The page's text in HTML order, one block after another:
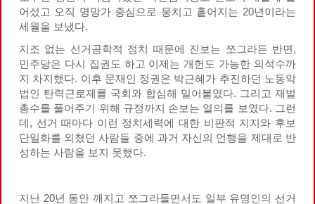
어섰고 오직 명망가 중심으로 뭉치고 흩어지는 20년이라는
세월을 보냈다.
지조 없는 선거공학적 정치 때문에 진보는 쪼그라든 반면,
민주당은 다시 집권도 하고 이제는 개헌도 가능한 의석수까
지 차지했다. 이후 문재인 정권은 박근혜가 추진하던 노동악
법인 탄력근로제를 국회와 합심해 밀어붙였다. 그리고 재벌
총수를 풀어주기 위해 규정까지 손보는 열의를 보였다. 그런
데, 선거 때마다 이런 정치세력에 대한 비판적 지지와 후보
단일화를 외쳤던 사람들 중에 과거 자신의 언행을 제대로 반
성하는 사람을 보지 못했다.
지난 20년 동안 깨지고 쪼그라들면서도 일부 유명인의 선거